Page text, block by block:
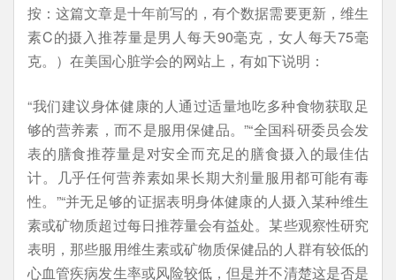
按：这篇文章是十年前写的，有个数据需要更新，维生
素C的摄入推荐量是男人每天90毫克，女人每天75毫
克。）在美国心脏学会的网站上，有如下说明：
“我们建议身体健康的人通过适量地吃多种食物获取足
够的营养素，而不是服用保健品。”“全国科研委员会发
表的膳食推荐量是对安全而充足的膳食摄入的最佳估
计。几乎任何营养素如果长期大剂量服用都可能有毒
性。”“并无足够的证据表明身体健康的人摄入某种维生
素或矿物质超过每日推荐量会有益处。某些观察性研究
表明，那些服用维生素或矿物质保健品的人群有较低的
心血管疾病发生率或风险较低，但是并不清楚这是否是